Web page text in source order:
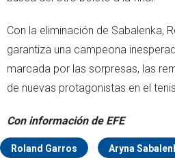
Con la eliminación de Sabalenka,
garantiza una campeona
marcada por las sorpresas, las
de nuevas protagonistas en el
Con información de EFE
Roland Garros Aryna